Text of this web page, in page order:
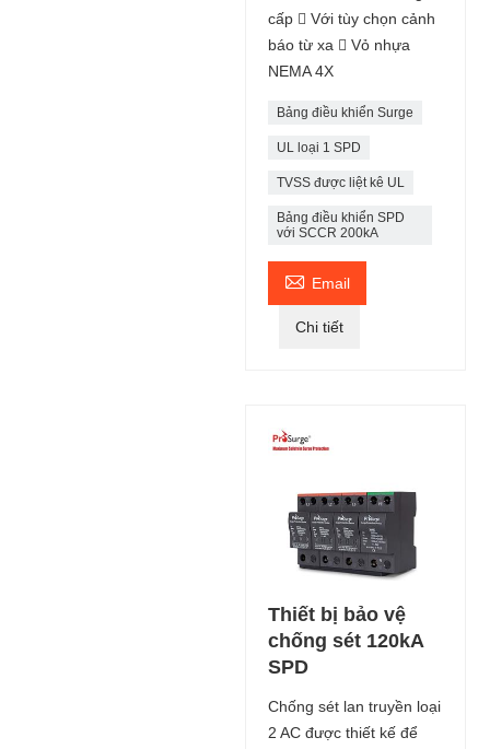
cấp  Với tùy chọn cảnh
báo từ xa  Vỏ nhựa
NEMA 4X
Bảng điều khiển Surge
UL loại 1 SPD
TVSS được liệt kê UL
Bảng điều khiển SPD
với SCCR 200kA
 Email
Chi tiết
Thiết bị bảo vệ
chống sét 120kA
SPD
Chống sét lan truyền loại
2 AC được thiết kế để